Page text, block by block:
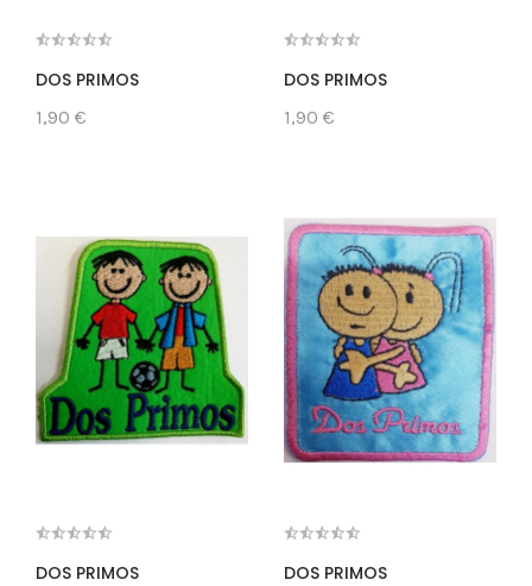
DOS PRIMOS
1,90 €
DOS PRIMOS
1,90 €
DOS PRIMOS DOS PRIMOS